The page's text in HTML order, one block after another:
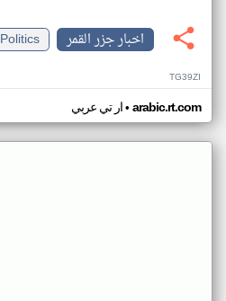
اخبار جزر القمر
Politics
TG39ZI
ار تي عربي• arabic.rt.com